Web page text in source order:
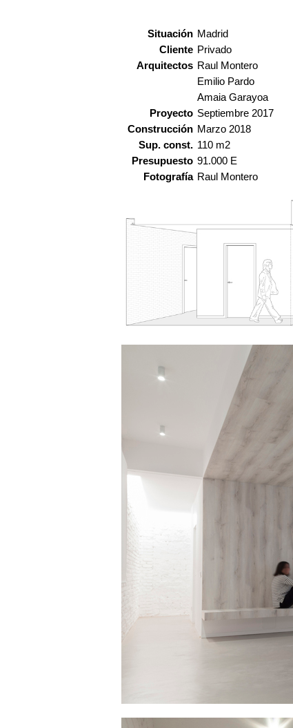
Situación Madrid
Cliente Privado
Arquitectos Raul Montero
Emilio Pardo
Amaia Garayoa
Proyecto Septiembre 2017
Construcción Marzo 2018
Sup. const. 110 m2
Presupuesto 91.000 E
Fotografía Raul Montero